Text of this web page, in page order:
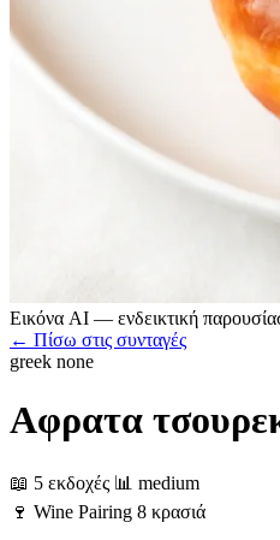
Εικόνα AI — ενδεικτική
← Πίσω στις συνταγές
greek none
Αφρατα
📖 5 εκδοχές 📊 medium
🍷 Wine Pairing 8 κρασιά